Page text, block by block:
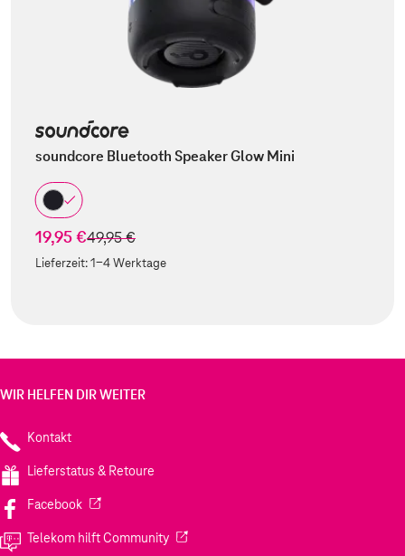
soundcore Bluetooth Speaker Glow Mini
19,95 €statt
49,95 €
Lieferzeit:1-4 Werktage
WIR HELFEN DIR WEITER
Kontakt
Lieferstatus & Retoure
Facebook(Wird in einem neuen Tab geöffnet)
Telekom hilft Community(Wird in einem neuen Tab geöffnet)